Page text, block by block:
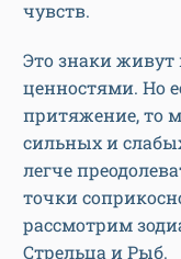
чувств.
Это знаки
ценностями. Но
притяжение, то
сильных и
легче
точки
рассмотрим
Стрельца и Рыб.